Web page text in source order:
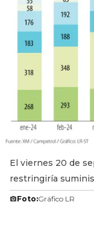
El viernes 20 de
restringiría
Foto:Gráfico LR